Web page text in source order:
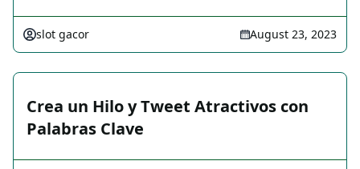
slot gacor August 23, 2023
Crea un Hilo y Tweet Atractivos con
Palabras Clave